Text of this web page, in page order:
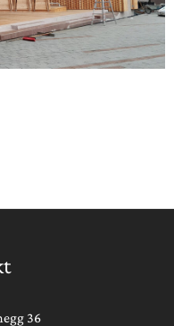
36